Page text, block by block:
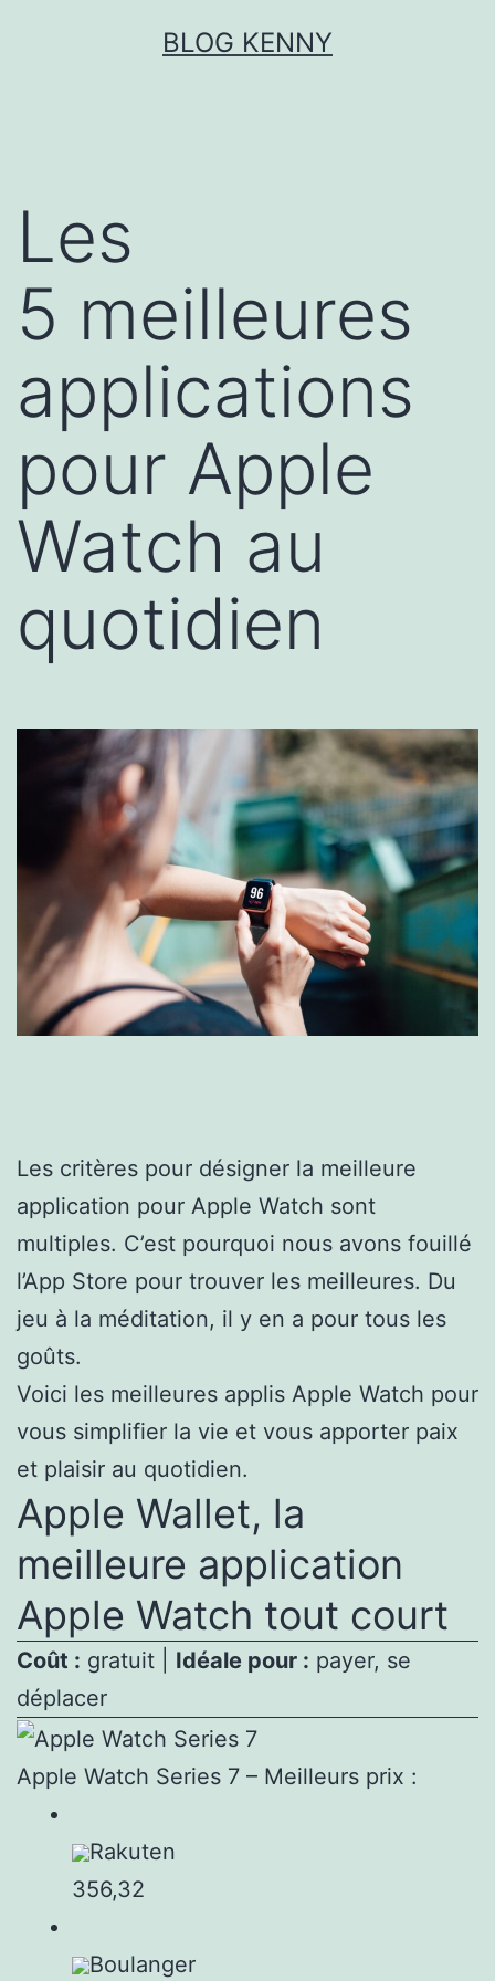
BLOG KENNY
Les
5 meilleures
applications
pour Apple
Watch au
quotidien
Les critères pour désigner la meilleure
application pour Apple Watch sont
multiples. C’est pourquoi nous avons fouillé
l’App Store pour trouver les meilleures. Du
jeu à la méditation, il y en a pour tous les
goûts.
Voici les meilleures applis Apple Watch pour
vous simplifier la vie et vous apporter paix
et plaisir au quotidien.
Apple Wallet, la
meilleure application
Apple Watch tout court
Coût : gratuit | Idéale pour : payer, se
déplacer
Apple Watch Series 7 – Meilleurs prix :
Rakuten
356,32
Boulanger